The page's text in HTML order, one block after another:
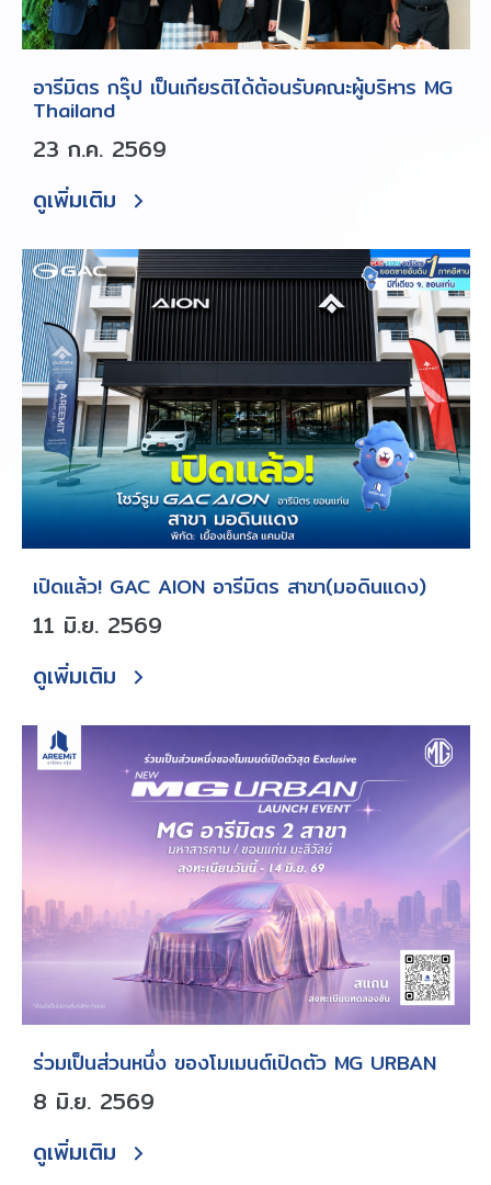
อารีมิตร กรุ๊ป เป็นเกียรติได้ต้อนรับคณะผู้บริหาร MG
Thailand
23 ก.ค. 2569
ดูเพิ่มเติม
เปิดแล้ว! GAC AION อารีมิตร สาขา(มอดินแดง)
11 มิ.ย. 2569
ดูเพิ่มเติม
ร่วมเป็นส่วนหนึ่ง ของโมเมนต์เปิดตัว MG URBAN
8 มิ.ย. 2569
ดูเพิ่มเติม